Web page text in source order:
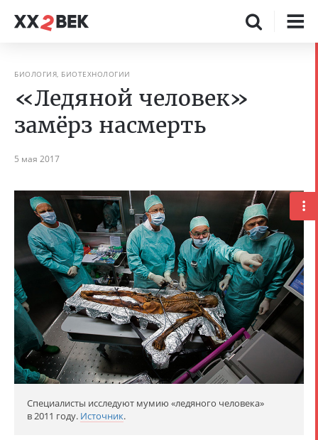
БИОЛОГИЯ, БИОТЕХНОЛОГИИ
«Ледяной человек»
замёрз насмерть
5 мая 2017
Специалисты исследуют мумию «ледяного человека»
в 2011 году. Источник.